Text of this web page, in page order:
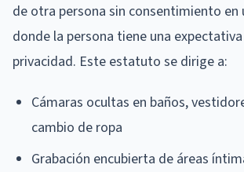
de otra persona sin consentimiento en
donde la persona tiene una
privacidad. Este estatuto se dirige a:
Cámaras ocultas en baños,
cambio de ropa
Grabación encubierta de áreas